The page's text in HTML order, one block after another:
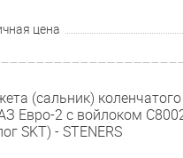
цена
(сальник)
Евро-2 с войлоком
SKT) - STENERS